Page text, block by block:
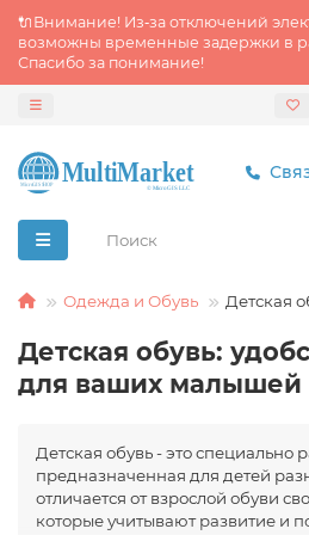
🔌Внимание! Из‑за отключений
возможны временные задержки в
Спасибо за понимание!
Одежда и Обувь Детская
Детская обувь:
для ваших малышей
Детская обувь - это специально
предназначенная для детей
отличается от взрослой обуви
которые учитывают развитие и